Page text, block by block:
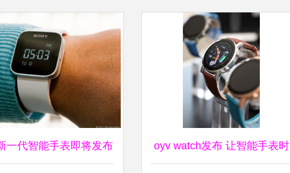
一代智能手表即将发布 oyv watch发布 让智能手表时